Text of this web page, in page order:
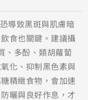
導致黑斑與肌膚暗
食也關鍵。建議攝
、多酚、類胡蘿蔔
化、抑制黑色素與
精緻食物，會加速
曬與良好作息，才